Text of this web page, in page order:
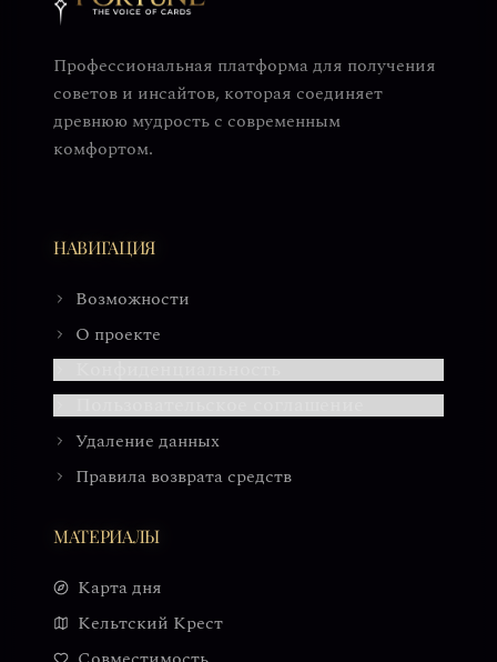
Профессиональная платформа для получения
советов и инсайтов, которая соединяет
древнюю мудрость с современным
комфортом.
НАВИГАЦИЯ
Возможности
О проекте
Удаление данных
Правила возврата средств
МАТЕРИАЛЫ
Карта дня
Кельтский Крест